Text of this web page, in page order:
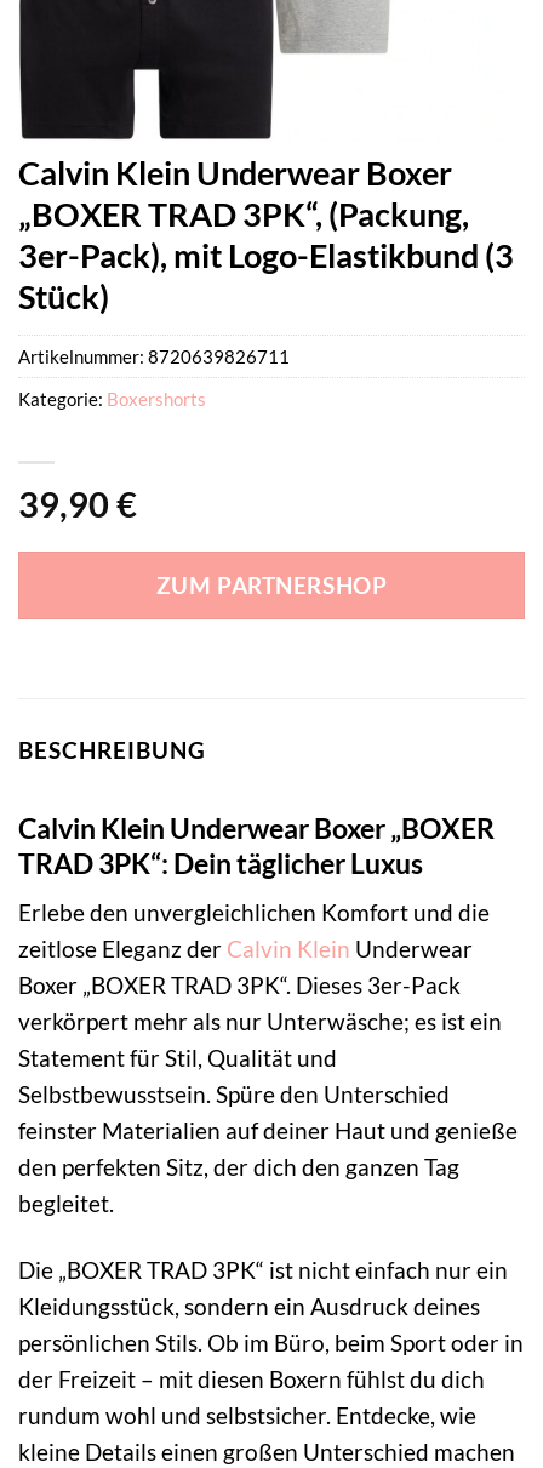
Calvin Klein Underwear Boxer
„BOXER TRAD 3PK“, (Packung,
3er-Pack), mit Logo-Elastikbund (3
Stück)
39,90 €
ZUM PARTNERSHOP
Artikelnummer: 8720639826711
Kategorie: Boxershorts
BESCHREIBUNG
Calvin Klein Underwear Boxer „BOXER
TRAD 3PK“: Dein täglicher Luxus
Erlebe den unvergleichlichen Komfort und die
zeitlose Eleganz der Calvin Klein Underwear
Boxer „BOXER TRAD 3PK“. Dieses 3er-Pack
verkörpert mehr als nur Unterwäsche; es ist ein
Statement für Stil, Qualität und
Selbstbewusstsein. Spüre den Unterschied
feinster Materialien auf deiner Haut und genieße
den perfekten Sitz, der dich den ganzen Tag
begleitet.
Die „BOXER TRAD 3PK“ ist nicht einfach nur ein
Kleidungsstück, sondern ein Ausdruck deines
persönlichen Stils. Ob im Büro, beim Sport oder in
der Freizeit – mit diesen Boxern fühlst du dich
rundum wohl und selbstsicher. Entdecke, wie
kleine Details einen großen Unterschied machen